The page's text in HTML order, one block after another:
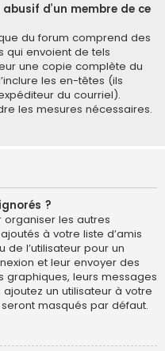
d’un membre de ce
du forum comprend des
qui envoient de tels
une copie complète du
les en-têtes (ils
du courriel).
les mesures nécessaires.
?
organiser les autres
à votre liste d’amis
l’utilisateur pour un
et leur envoyer des
graphiques, leurs messages
un utilisateur à votre
masqués par défaut.